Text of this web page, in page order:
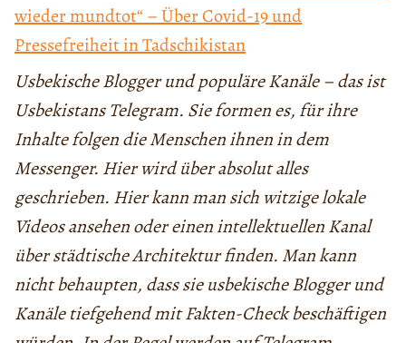
wieder mundtot“ – Über Covid-19 und
Pressefreiheit in Tadschikistan
Usbekische Blogger und populäre Kanäle – das ist
Usbekistans Telegram. Sie formen es, für ihre
Inhalte folgen die Menschen ihnen in dem
Messenger. Hier wird über absolut alles
geschrieben. Hier kann man sich witzige lokale
Videos ansehen oder einen intellektuellen Kanal
über städtische Architektur finden. Man kann
nicht behaupten, dass sie usbekische Blogger und
Kanäle tiefgehend mit Fakten-Check beschäftigen